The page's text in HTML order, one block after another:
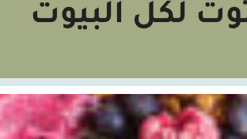
لكل البيوت